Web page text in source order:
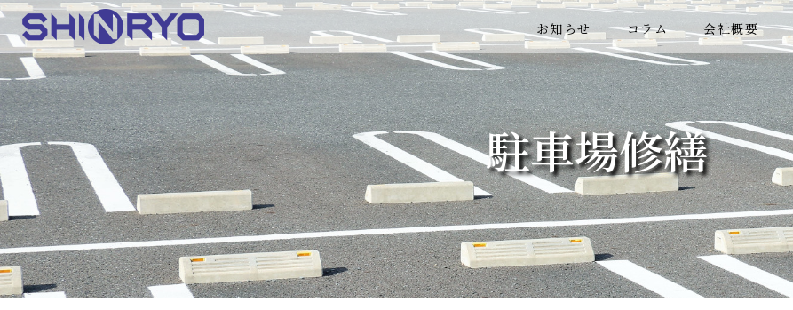
お知らせ コラム 会社概要
駐車場修繕